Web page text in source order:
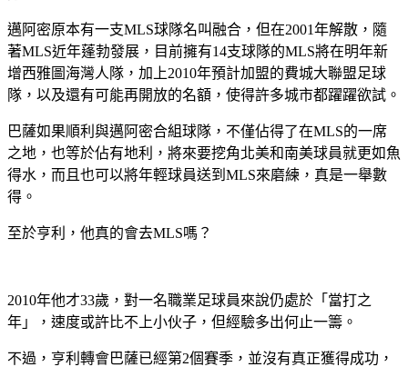
邁阿密原本有一支MLS球隊名叫融合，但在2001年解散，隨
著MLS近年蓬勃發展，目前擁有14支球隊的MLS將在明年新
增西雅圖海灣人隊，加上2010年預計加盟的費城大聯盟足球
隊，以及還有可能再開放的名額，使得許多城市都躍躍欲試。
巴薩如果順利與邁阿密合組球隊，不僅佔得了在MLS的一席
之地，也等於佔有地利，將來要挖角北美和南美球員就更如魚
得水，而且也可以將年輕球員送到MLS來磨練，真是一舉數
得。
至於亨利，他真的會去MLS嗎？
2010年他才33歲，對一名職業足球員來說仍處於「當打之
年」，速度或許比不上小伙子，但經驗多出何止一籌。
不過，亨利轉會巴薩已經第2個賽季，並沒有真正獲得成功，